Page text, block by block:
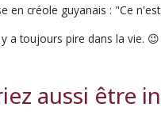
en créole guyanais : "Ce
a toujours pire dans la vie. 😉
aussi être